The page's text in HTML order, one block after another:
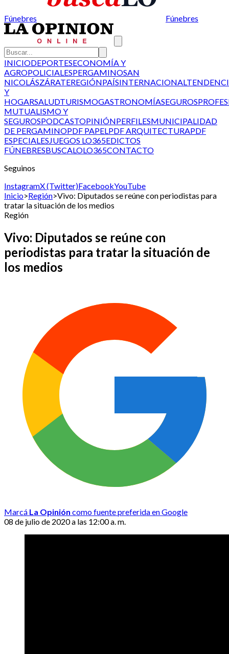
Fúnebres Fúnebres
INICIODEPORTESECONOMÍA Y
AGROPOLICIALESPERGAMINOSAN
NICOLÁSZÁRATEREGIÓNPAÍSINTERNACIONAL
Y
HOGARSALUDTURISMOGASTRONOMÍASEGUROS
MUTUALISMO Y
SEGUROSPODCASTOPINIÓNPERFILESMUNICIPALIDAD
DE PERGAMINOPDF PAPELPDF ARQUITECTURAPDF
ESPECIALESJUEGOS LO365EDICTOS
FÚNEBRESBUSCALOLO365CONTACTO
Seguinos
InstagramX (Twitter)FacebookYouTube
Inicio>Región>Vivo: Diputados se reúne con periodistas para
tratar la situación de los medios
Región
Vivo: Diputados se reúne con
periodistas para tratar la situación de
los medios
Marcá La Opinión como fuente preferida en Google
08 de julio de 2020 a las 12:00 a. m.